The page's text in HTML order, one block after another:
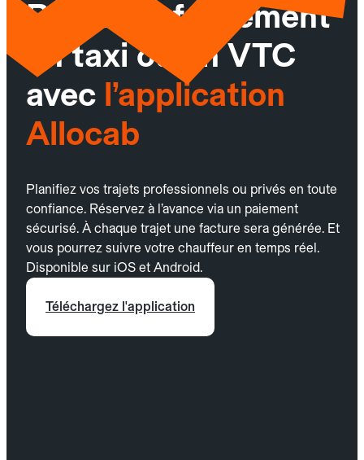
Réservez facilement
un taxi ou un VTC
avec l’application
Allocab
Planifiez vos trajets professionnels ou privés en toute
confiance. Réservez à l’avance via un paiement
sécurisé. À chaque trajet une facture sera générée. Et
vous pourrez suivre votre chauffeur en temps réel.
Disponible sur iOS et Android.
Téléchargez l'application